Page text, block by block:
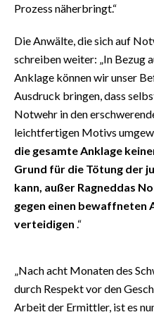
Prozess näherbringt.“
Die Anwälte, die sich auf
schreiben weiter: „In Bezug
Anklage können wir unser
Ausdruck bringen, dass
Notwehr in den
leichtfertigen Motivs
die gesamte Anklage
Grund für die Tötung der
kann, außer Ragneddas
gegen einen bewaffneten
verteidigen .“
„Nach acht Monaten des
durch Respekt vor den
Arbeit der Ermittler, ist es